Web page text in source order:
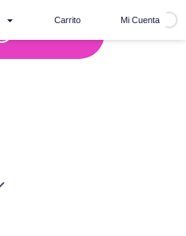
Carrito Mi Cuenta